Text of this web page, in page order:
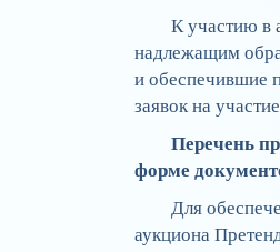
К участию в
надлежащим
и обеспечившие
заявок на
Перечень
форме
Для
аукциона